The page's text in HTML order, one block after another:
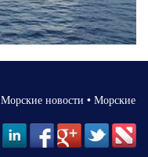
Морские новости • Морские